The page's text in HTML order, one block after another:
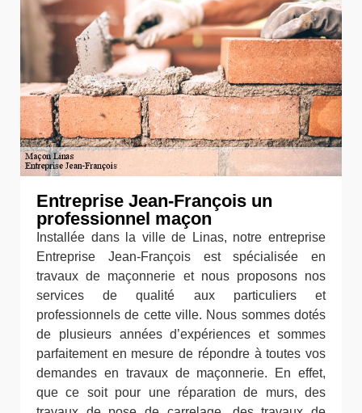
Entreprise Jean-François un
professionnel maçon
Installée dans la ville de Linas, notre entreprise
Entreprise Jean-François est spécialisée en
travaux de maçonnerie et nous proposons nos
services de qualité aux particuliers et
professionnels de cette ville. Nous sommes dotés
de plusieurs années d’expériences et sommes
parfaitement en mesure de répondre à toutes vos
demandes en travaux de maçonnerie. En effet,
que ce soit pour une réparation de murs, des